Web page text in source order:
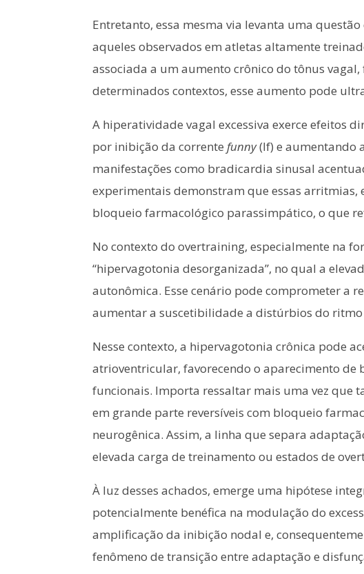
Entretanto, essa mesma via levanta uma
aqueles observados em atletas altamente
associada a um aumento crônico do tônus
determinados contextos, esse aumento pode
A hiperatividade vagal excessiva exerce efeitos
por inibição da correntefunny(If) e aumentando
manifestações como bradicardia sinusal
experimentais demonstram que essas
bloqueio farmacológico parassimpático, o que
No contexto do overtraining, especialmente na
“hipervagotonia desorganizada”, no qual a
autonômica. Esse cenário pode comprometer a
aumentar a suscetibilidade a distúrbios do
Nesse contexto, a hipervagotonia crônica pode
atrioventricular, favorecendo o aparecimento
funcionais. Importa ressaltar mais uma vez que
em grande parte reversíveis com bloqueio
neurogênica. Assim, a linha que separa
elevada carga de treinamento ou estados de
À luz desses achados, emerge uma hipótese
potencialmente benéfica na modulação do
amplificação da inibição nodal e,
fenômeno de transição entre adaptação e